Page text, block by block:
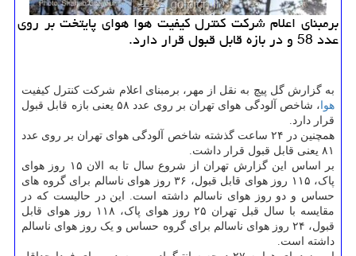
برمبنای اعلام شركت كنترل كیفیت هوا هوای پایتخت بر روی
عدد 58 و در بازه قابل قبول قرار دارد.
به گزارش گل پیچ به نقل از مهر، برمبنای اعلام شرکت کنترل کیفیت
هوا
، شاخص آلودگی هوای تهران بر روی عدد ۵۸ یعنی بازه قابل قبول
قرار دارد.
همچنین در ۲۴ ساعت گذشته شاخص آلودگی هوای تهران بر روی عدد
۸۱ یعنی قابل قبول قرار داشت.
بر اساس این گزارش تهران از شروع سال تا به الان ۱۵ روز هوای
پاک، ۱۱۵ روز هوای قابل قبول، ۳۶ روز هوای ناسالم برای گروه های
حساس و دو روز هوای ناسالم داشته است. این در حالیست که در
مقایسه با سال قبل تهران ۲۵ روز هوای پاک، ۱۱۸ روز هوای قابل
قبول، ۲۴ روز هوای ناسالم برای گروه حساس و یک روز هوای ناسالم
داشته است.